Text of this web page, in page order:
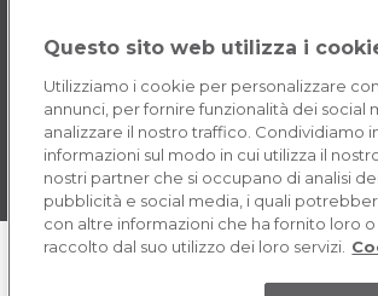
CookieQuesto sito web utilizza i
Utilizziamo i cookie per personalizzare
annunci, per fornire funzionalità dei social
analizzare il nostro traffico. Condividiamo
informazioni sul modo in cui utilizza il
nostri partner che si occupano di analisi
pubblicità e social media, i quali
con altre informazioni che ha fornito loro
raccolto dal suo utilizzo dei loro servizi.